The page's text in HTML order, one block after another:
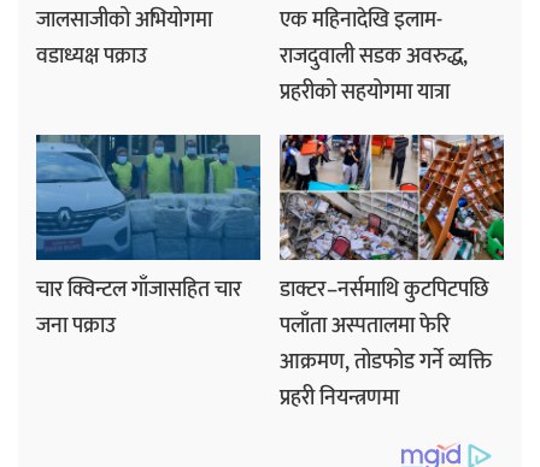
जालसाजीको अभियोगमा
वडाध्यक्ष पक्राउ
एक महिनादेखि इलाम-
राजदुवाली सडक अवरुद्ध,
प्रहरीको सहयोगमा यात्रा
चार क्विन्टल गाँजासहित चार
जना पक्राउ
डाक्टर–नर्समाथि कुटपिटपछि
पलाँता अस्पतालमा फेरि
आक्रमण, तोडफोड गर्ने व्यक्ति
प्रहरी नियन्त्रणमा